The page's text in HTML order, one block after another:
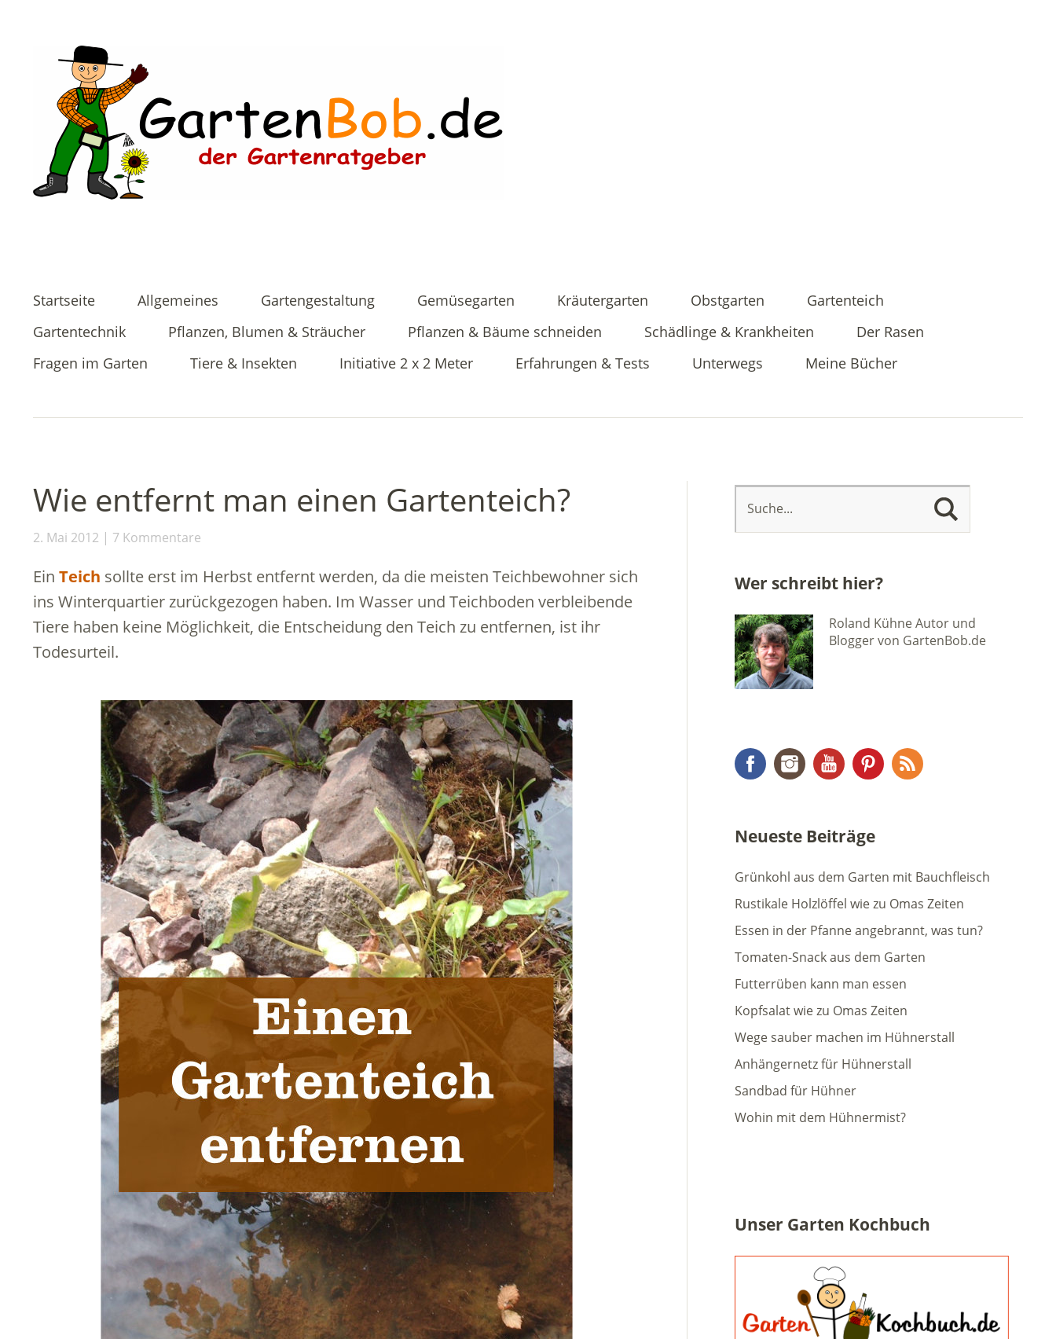
Startseite Allgemeines Gartengestaltung Gemüsegarten Kräutergarten Obstgarten
Gartenteich
Gartentechnik
Pflanzen, Blumen & Sträucher Pflanzen & Bäume schneiden Schädlinge & Krankheiten
Der Rasen
Fragen im Garten
Tiere & Insekten Initiative 2 x 2 Meter Erfahrungen & Tests Unterwegs Meine Bücher
Wie entfernt man einen Gartenteich?
2. Mai 2012 7 Kommentare
Ein Teich sollte erst im Herbst entfernt werden, da die meisten Teichbewohner sich
ins Winterquartier zurückgezogen haben. Im Wasser und Teichboden verbleibende
Tiere haben keine Möglichkeit, die Entscheidung den Teich zu entfernen, ist ihr
Todesurteil.
Wer schreibt hier?
Roland Kühne Autor und
Blogger von GartenBob.de
FacebookInstagramYouTubePinterestRSS Feed
Neueste Beiträge
Grünkohl aus dem Garten mit Bauchfleisch
Rustikale Holzlöffel wie zu Omas Zeiten
Essen in der Pfanne angebrannt, was tun?
Tomaten-Snack aus dem Garten
Futterrüben kann man essen
Kopfsalat wie zu Omas Zeiten
Wege sauber machen im Hühnerstall
Anhängernetz für Hühnerstall
Sandbad für Hühner
Wohin mit dem Hühnermist?
Unser Garten Kochbuch